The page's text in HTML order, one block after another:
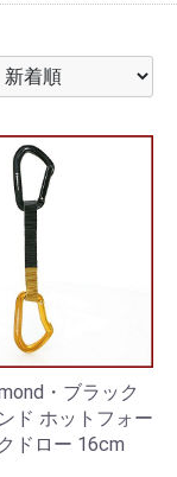
・ブラック
ド ホットフォー
ドロー 16cm